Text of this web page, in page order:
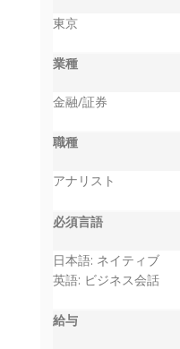
東京
業種
金融/証券
職種
アナリスト
必須言語
日本語: ネイティブ
英語: ビジネス会話
給与